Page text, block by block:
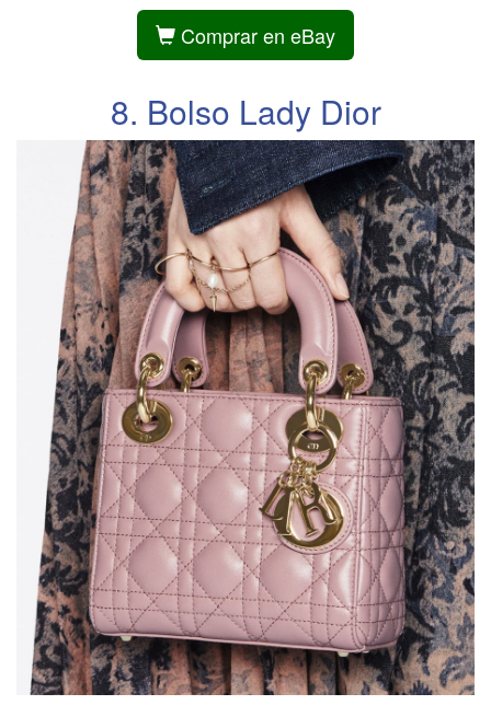
Comprar en eBay
8. Bolso Lady Dior